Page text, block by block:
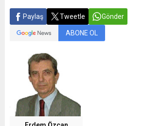
Paylaş Tweetle Gönder
ABONE OL